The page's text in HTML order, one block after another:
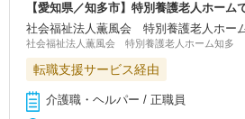
【愛知県／知多市】特別養護老人ホーム
社会福祉法人薫風会 特別養護老人ホー
社会福祉法人薫風会 特別養護老人ホーム知多
転職支援サービス経由
介護職・ヘルパー / 正職員